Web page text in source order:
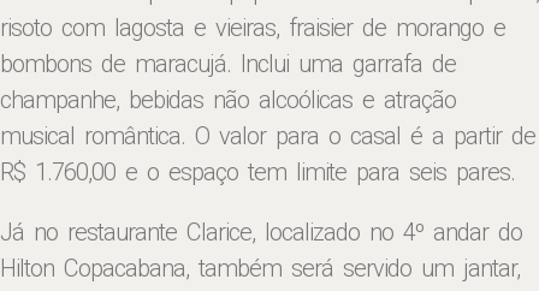
risoto com lagosta e vieiras, fraisier de morango e
bombons de maracujá. Inclui uma garrafa de
champanhe, bebidas não alcoólicas e atração
musical romântica. O valor para o casal é a partir de
R$ 1.760,00 e o espaço tem limite para seis pares.
Já no restaurante Clarice, localizado no 4º andar do
Hilton Copacabana, também será servido um jantar,